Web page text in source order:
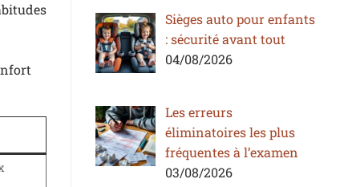
Sièges auto pour enfants
: sécurité avant tout
04/08/2026
Les erreurs
éliminatoires les plus
fréquentes à l’examen
03/08/2026